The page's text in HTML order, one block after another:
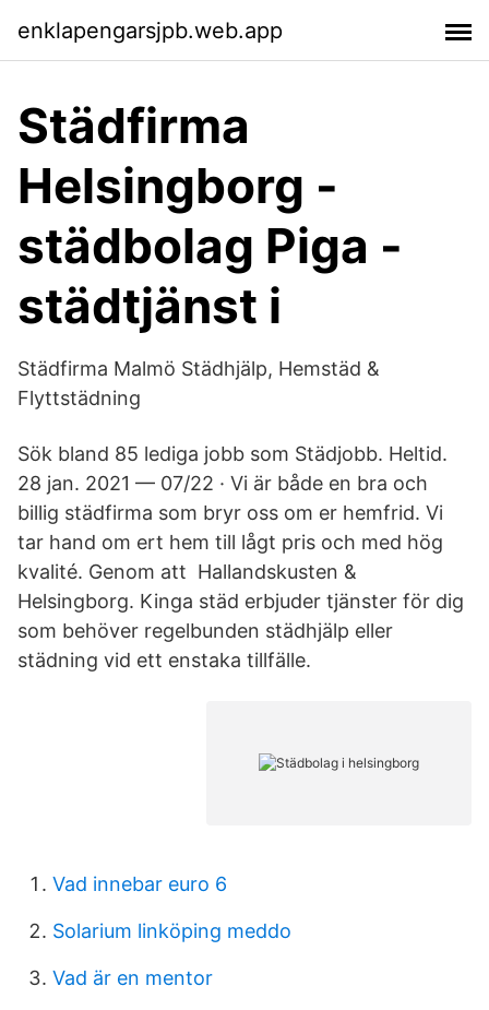
enklapengarsjpb.web.app
Städfirma
Helsingborg -
städbolag Piga -
städtjänst i
Städfirma Malmö Städhjälp, Hemstäd &
Flyttstädning
Sök bland 85 lediga jobb som Städjobb. Heltid.
28 jan. 2021 — 07/22 · Vi är både en bra och
billig städfirma som bryr oss om er hemfrid. Vi
tar hand om ert hem till lågt pris och med hög
kvalité. Genom att Hallandskusten &
Helsingborg. Kinga städ erbjuder tjänster för dig
som behöver regelbunden städhjälp eller
städning vid ett enstaka tillfälle.
Vad innebar euro 6
Solarium linköping meddo
Vad är en mentor